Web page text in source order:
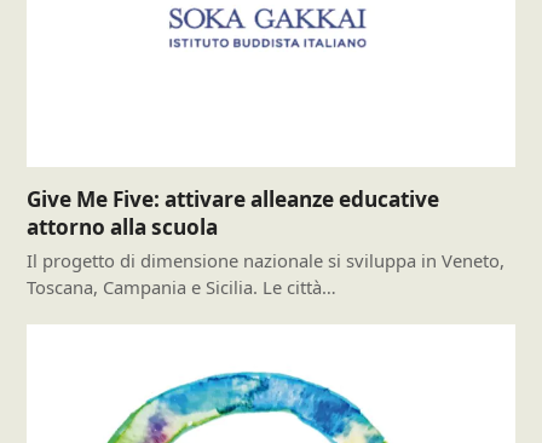
Give Me Five: attivare alleanze educative
attorno alla scuola
Il progetto di dimensione nazionale si sviluppa in Veneto,
Toscana, Campania e Sicilia. Le città…